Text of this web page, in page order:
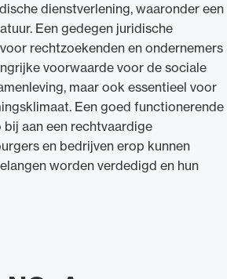
dienstverlening, waaronder een
Een gedegen juridische
rechtzoekenden en ondernemers
voorwaarde voor de sociale
maar ook essentieel voor
Een goed functionerende
aan een rechtvaardige
en bedrijven erop kunnen
worden verdedigd en hun
advocaten bij hun
van de advocatenpas tot
en